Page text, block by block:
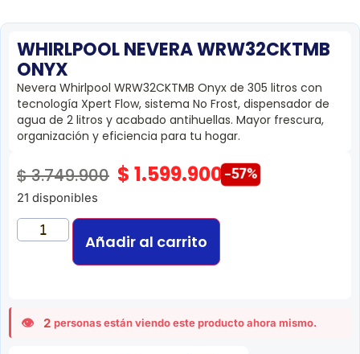
WHIRLPOOL NEVERA WRW32CKTMB
ONYX
Nevera Whirlpool WRW32CKTMB Onyx de 305 litros con
tecnología Xpert Flow, sistema No Frost, dispensador de
agua de 2 litros y acabado antihuellas. Mayor frescura,
organización y eficiencia para tu hogar.
$3.749.900 $ 1.599.900 -57%
21 disponibles
Añadir al carrito
2 personas están viendo este producto ahora mismo.